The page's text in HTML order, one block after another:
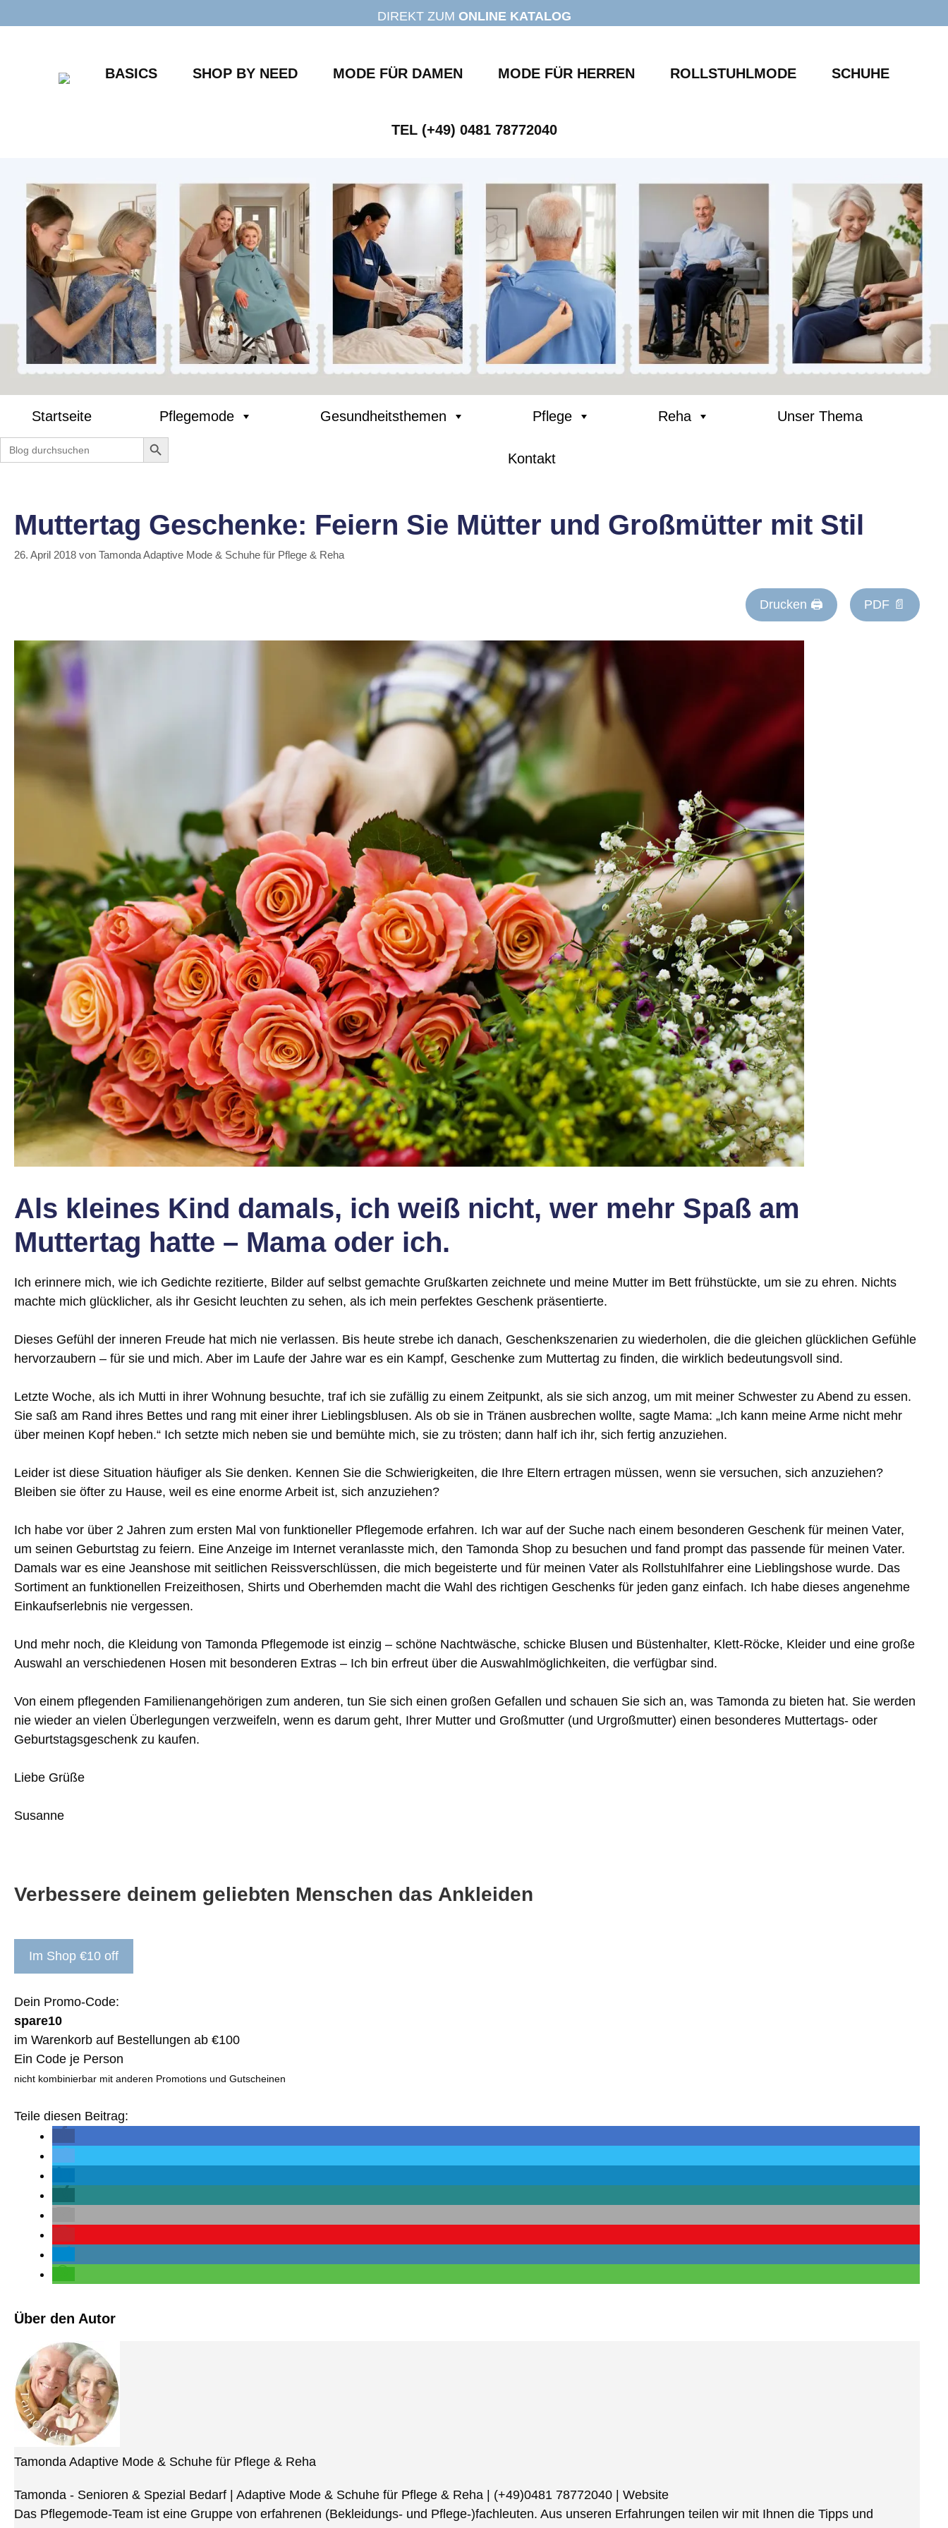
Inhalt
DIREKT ZUM ONLINE KATALOG
BASICS SHOP BY NEED MODE FÜR DAMEN MODE FÜR HERREN ROLLSTUHLMODE SCHUHE
TEL (+49) 0481 78772040
Startseite Pflegemode Gesundheitsthemen Pflege Reha Unser Thema
Kontakt
Search
for:
Search Button
Muttertag Geschenke: Feiern Sie Mütter und Großmütter mit Stil
26. April 2018 von Tamonda Adaptive Mode & Schuhe für Pflege & Reha
Drucken 🖨 PDF 📄
Als kleines Kind damals, ich weiß nicht, wer mehr Spaß am
Muttertag hatte – Mama oder ich.
Ich erinnere mich, wie ich Gedichte rezitierte, Bilder auf selbst gemachte Grußkarten zeichnete und meine Mutter im Bett frühstückte, um sie zu ehren. Nichts
machte mich glücklicher, als ihr Gesicht leuchten zu sehen, als ich mein perfektes Geschenk präsentierte.
Dieses Gefühl der inneren Freude hat mich nie verlassen. Bis heute strebe ich danach, Geschenkszenarien zu wiederholen, die die gleichen glücklichen Gefühle
hervorzaubern – für sie und mich. Aber im Laufe der Jahre war es ein Kampf, Geschenke zum Muttertag zu finden, die wirklich bedeutungsvoll sind.
Letzte Woche, als ich Mutti in ihrer Wohnung besuchte, traf ich sie zufällig zu einem Zeitpunkt, als sie sich anzog, um mit meiner Schwester zu Abend zu essen.
Sie saß am Rand ihres Bettes und rang mit einer ihrer Lieblingsblusen. Als ob sie in Tränen ausbrechen wollte, sagte Mama: „Ich kann meine Arme nicht mehr
über meinen Kopf heben.“ Ich setzte mich neben sie und bemühte mich, sie zu trösten; dann half ich ihr, sich fertig anzuziehen.
Leider ist diese Situation häufiger als Sie denken. Kennen Sie die Schwierigkeiten, die Ihre Eltern ertragen müssen, wenn sie versuchen, sich anzuziehen?
Bleiben sie öfter zu Hause, weil es eine enorme Arbeit ist, sich anzuziehen?
Ich habe vor über 2 Jahren zum ersten Mal von funktioneller Pflegemode erfahren. Ich war auf der Suche nach einem besonderen Geschenk für meinen Vater,
um seinen Geburtstag zu feiern. Eine Anzeige im Internet veranlasste mich, den Tamonda Shop zu besuchen und fand prompt das passende für meinen Vater.
Damals war es eine Jeanshose mit seitlichen Reissverschlüssen, die mich begeisterte und für meinen Vater als Rollstuhlfahrer eine Lieblingshose wurde. Das
Sortiment an funktionellen Freizeithosen, Shirts und Oberhemden macht die Wahl des richtigen Geschenks für jeden ganz einfach. Ich habe dieses angenehme
Einkaufserlebnis nie vergessen.
Und mehr noch, die Kleidung von Tamonda Pflegemode ist einzig – schöne Nachtwäsche, schicke Blusen und Büstenhalter, Klett-Röcke, Kleider und eine große
Auswahl an verschiedenen Hosen mit besonderen Extras – Ich bin erfreut über die Auswahlmöglichkeiten, die verfügbar sind.
Von einem pflegenden Familienangehörigen zum anderen, tun Sie sich einen großen Gefallen und schauen Sie sich an, was Tamonda zu bieten hat. Sie werden
nie wieder an vielen Überlegungen verzweifeln, wenn es darum geht, Ihrer Mutter und Großmutter (und Urgroßmutter) einen besonderes Muttertags- oder
Geburtstagsgeschenk zu kaufen.
Liebe Grüße
Susanne
Verbessere deinem geliebten Menschen das Ankleiden
Im Shop €10 off
Dein Promo-Code:
spare10
im Warenkorb auf Bestellungen ab €100
Ein Code je Person
nicht kombinierbar mit anderen Promotions und Gutscheinen
Teile diesen Beitrag:
Über den Autor
Tamonda Adaptive Mode & Schuhe für Pflege & Reha
Tamonda - Senioren & Spezial Bedarf | Adaptive Mode & Schuhe für Pflege & Reha (+49)0481 78772040
Website
Das Pflegemode-Team ist eine Gruppe von erfahrenen (Bekleidungs- und Pflege-)fachleuten. Aus unseren Erfahrungen teilen wir mit Ihnen die Tipps und